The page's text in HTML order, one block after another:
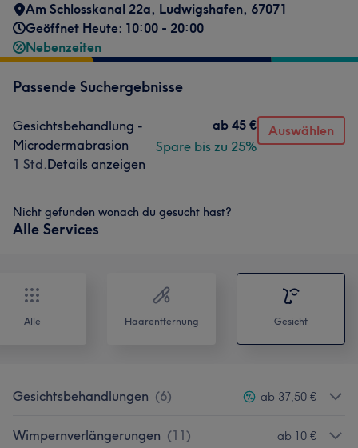
Am Schlosskanal 22a, Ludwigshafen, 67071
Geöffnet Heute: 10:00 - 20:00
Nebenzeiten
Passende Suchergebnisse
Gesichtsbehandlung -
Microdermabrasion
1 Std.Details anzeigen
ab 45 €
Spare bis zu 25%
Auswählen
Nicht gefunden wonach du gesucht hast?
Alle Services
Alle Haarentfernung Gesicht
Gesichtsbehandlungen (6) ab 37,50 €
Wimpernverlängerungen (11) ab 10 €